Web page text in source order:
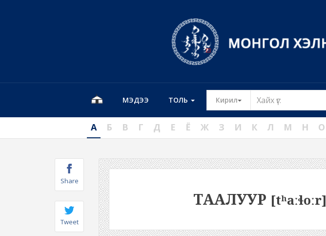
МЭДЭЭ ТОЛЬ Кирил Toggle Dropdown
А Б В Г Д Е Ё Ж З И К Л М Н О
Share
Tweet
ТААЛУУР [tʰaːɬoːr]